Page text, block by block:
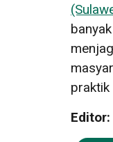
praktik
Editor: